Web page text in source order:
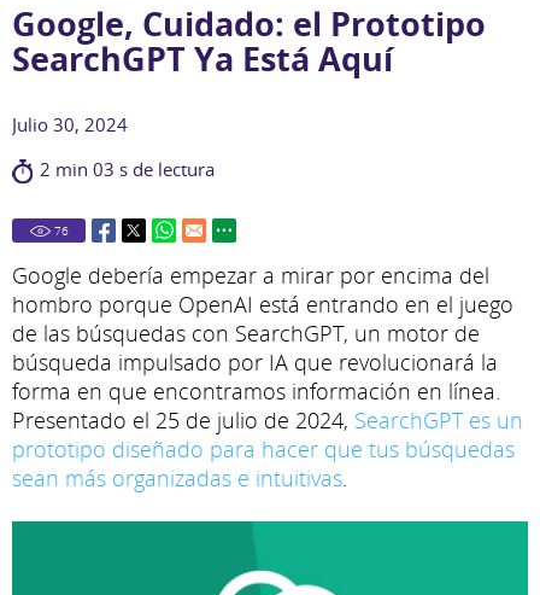
Google, Cuidado: el Prototipo
SearchGPT Ya Está Aquí
Julio 30, 2024
2 min 03 s de lectura
76
Google debería empezar a mirar por encima del
hombro porque OpenAI está entrando en el juego
de las búsquedas con SearchGPT, un motor de
búsqueda impulsado por IA que revolucionará la
forma en que encontramos información en línea.
Presentado el 25 de julio de 2024, SearchGPT es un
prototipo diseñado para hacer que tus búsquedas
sean más organizadas e intuitivas.